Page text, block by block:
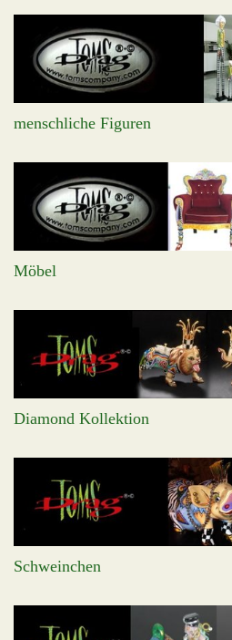
menschliche Figuren
Möbel
Diamond Kollektion
Schweinchen